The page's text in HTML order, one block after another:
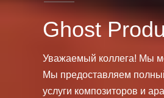
Ghost
Уважаемый коллега! Мы
Мы предоставляем
услуги композиторов и